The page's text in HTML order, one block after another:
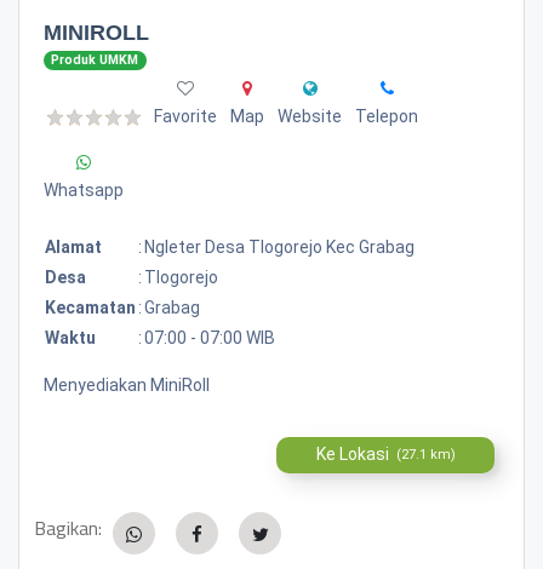
MINIROLL
Produk UMKM
Favorite Map Website Telepon
Whatsapp
Alamat : Ngleter Desa Tlogorejo Kec Grabag
Desa
: Tlogorejo
Kecamatan :Grabag
Waktu
:07:00 - 07:00 WIB
Menyediakan MiniRoll
Ke Lokasi (27.1 km)
Bagikan: